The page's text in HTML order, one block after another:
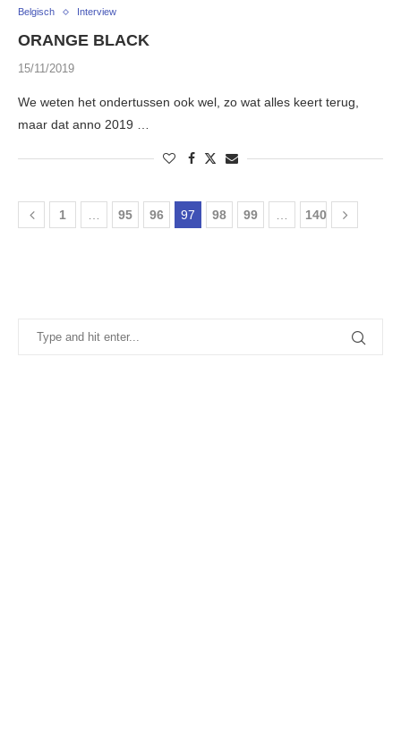
Belgisch Interview
ORANGE BLACK
15/11/2019
We weten het ondertussen ook wel, zo wat alles keert terug,
maar dat anno 2019 …
1 … 95 96 97 98 99 … 140